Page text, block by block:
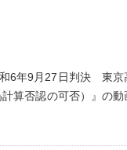
6年9月27日判決 東京
算否認の可否） 』の動